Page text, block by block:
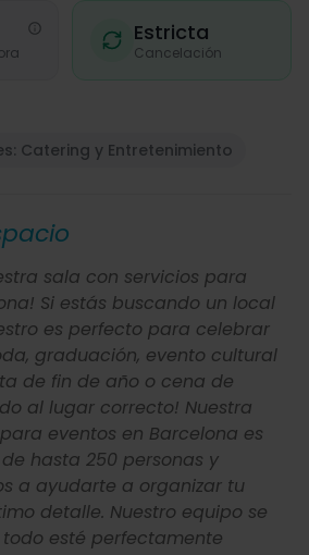
Estricta
Cancelación
Catering y Entretenimiento
sala con servicios para
Si estás buscando un local
es perfecto para celebrar
graduación, evento cultural
de fin de año o cena de
al lugar correcto! Nuestra
eventos en Barcelona es
hasta 250 personas y
a ayudarte a organizar tu
detalle. Nuestro equipo se
esté perfectamente